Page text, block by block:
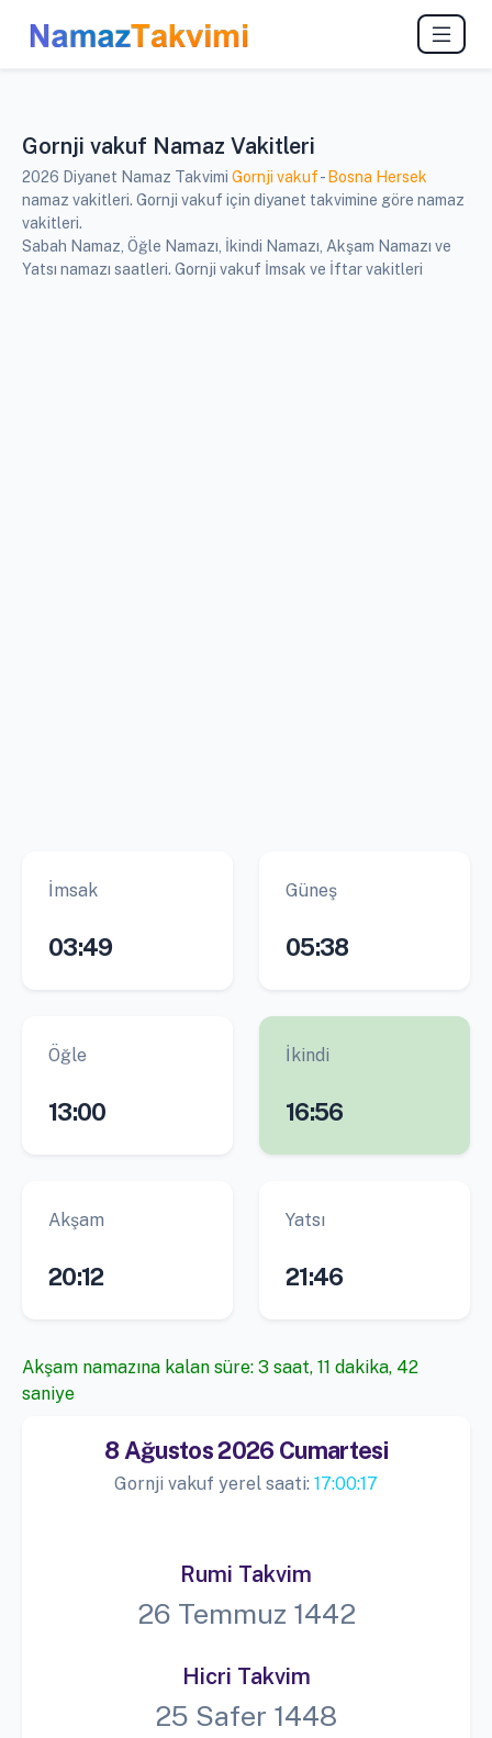
Gornji vakuf Namaz Vakitleri
2026 Diyanet Namaz Takvimi Gornji vakuf- Bosna Hersek
namaz vakitleri. Gornji vakuf için diyanet takvimine göre namaz
vakitleri.
Sabah Namaz, Öğle Namazı, İkindi Namazı, Akşam Namazı ve
Yatsı namazı saatleri. Gornji vakuf İmsak ve İftar vakitleri
İmsak
03:49
Güneş
05:38
Öğle
13:00
İkindi
16:56
Akşam
20:12
Yatsı
21:46
Akşam namazına kalan süre: 3 saat, 11 dakika, 42
saniye
8 Ağustos 2026 Cumartesi
Gornji vakuf yerel saati: 17:00:17
Rumi Takvim
26 Temmuz 1442
Hicri Takvim
25 Safer 1448